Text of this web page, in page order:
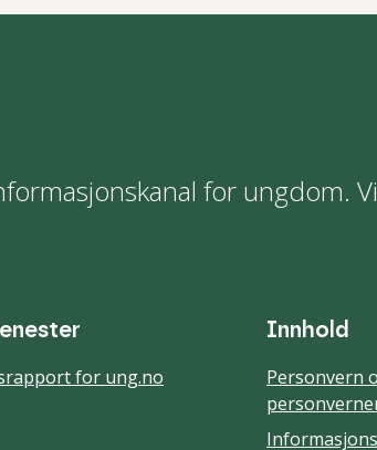
for ungdom.
for ung.no
Innhold
Personvern